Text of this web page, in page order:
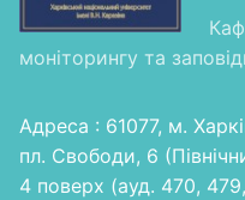
моніторингу та
Адреса : 61077, м.
пл. Свободи, 6
4 поверх (ауд. 470,